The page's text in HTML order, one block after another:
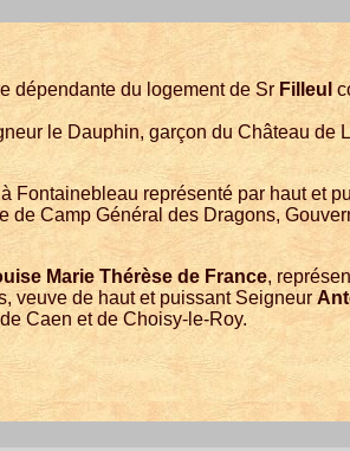
dépendante du logement de Sr Filleul
le Dauphin, garçon du Château de
Fontainebleau représenté par haut et
de Camp Général des Dragons,
Marie Thérèse de France,
veuve de haut et puissant Seigneur
Caen et de Choisy-le-Roy.